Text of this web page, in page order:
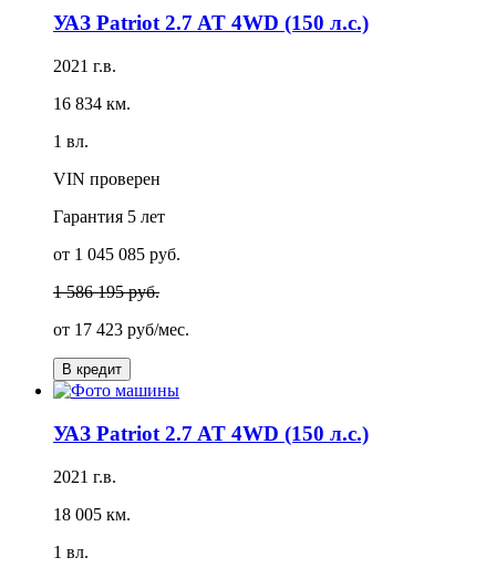
УАЗ Patriot 2.7 AT 4WD (150 л.с.)
2021 г.в.
16 834 км.
1 вл.
VIN проверен
Гарантия 5 лет
от 1 045 085 руб.
1 586 195 руб.
от 17 423 руб/мес.
В кредит
УАЗ Patriot 2.7 AT 4WD (150 л.с.)
2021 г.в.
18 005 км.
1 вл.